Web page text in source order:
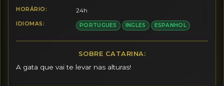
HORÁRIO: 24h
IDIOMAS: PORTUGUES INGLES ESPANHOL
SOBRE CATARINA:
A gata que vai te levar nas alturas!